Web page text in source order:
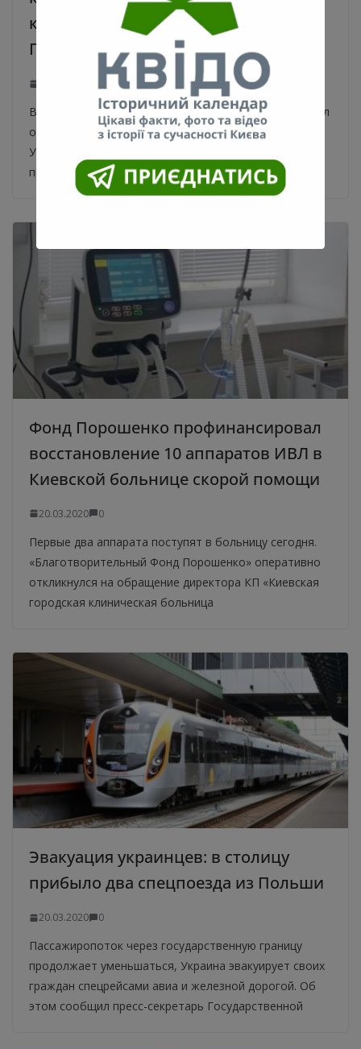
коронавируса. Видеообращение
Президента
В Украине есть первый пациент, который выздоровел
от коронавируса. Об этом сообщил Президент
Украины в видеообращении. Докладывая о
противодействии распространению
Фонд Порошенко профинансировал
восстановление 10 аппаратов ИВЛ в
Киевской больнице скорой помощи
20.03.2020 0
Первые два аппарата поступят в больницу сегодня.
«Благотворительный Фонд Порошенко» оперативно
откликнулся на обращение директора КП «Киевская
городская клиническая больница
Эвакуация украинцев: в столицу
прибыло два спецпоезда из Польши
20.03.2020 0
Пассажиропоток через государственную границу
продолжает уменьшаться, Украина эвакуирует своих
граждан спецрейсами авиа и железной дорогой. Об
этом сообщил пресс-секретарь Государственной